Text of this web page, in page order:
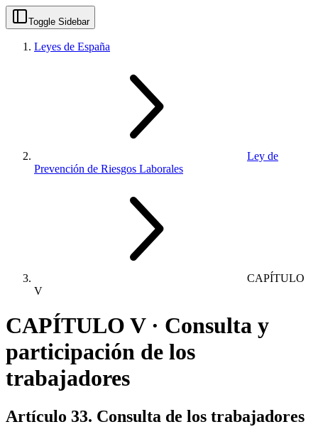
Toggle Sidebar
Leyes de España
Ley de
Prevención de Riesgos Laborales
CAPÍTULO
V
CAPÍTULO V · Consulta y
participación de los
trabajadores
Artículo 33. Consulta de los trabajadores